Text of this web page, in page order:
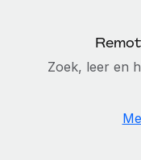
Zoek, leer en